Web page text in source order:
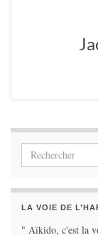
Search for:
LA VOIE DE
" Aïkido, c'est la